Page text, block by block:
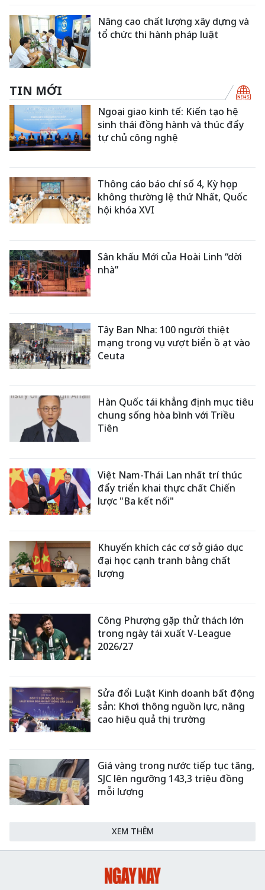
Nâng cao chất lượng xây dựng và
tổ chức thi hành pháp luật
TIN MỚI
Ngoại giao kinh tế: Kiến tạo hệ
sinh thái đồng hành và thúc đẩy
tự chủ công nghệ
Thông cáo báo chí số 4, Kỳ họp
không thường lệ thứ Nhất, Quốc
hội khóa XVI
Sân khấu Mới của Hoài Linh “dời
nhà”
Tây Ban Nha: 100 người thiệt
mạng trong vụ vượt biển ồ ạt vào
Ceuta
Hàn Quốc tái khẳng định mục tiêu
chung sống hòa bình với Triều
Tiên
Việt Nam-Thái Lan nhất trí thúc
đẩy triển khai thực chất Chiến
lược "Ba kết nối"
Khuyến khích các cơ sở giáo dục
đại học cạnh tranh bằng chất
lượng
Công Phượng gặp thử thách lớn
trong ngày tái xuất V-League
2026/27
Sửa đổi Luật Kinh doanh bất động
sản: Khơi thông nguồn lực, nâng
cao hiệu quả thị trường
Giá vàng trong nước tiếp tục tăng,
SJC lên ngưỡng 143,3 triệu đồng
mỗi lượng
XEM THÊM